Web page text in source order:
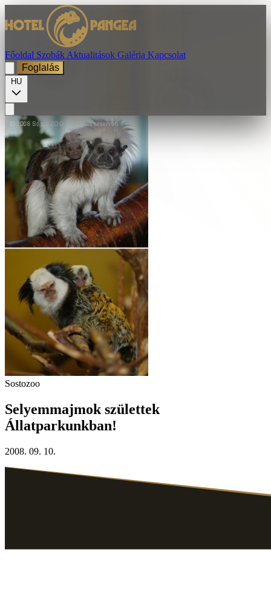
Főoldal Szobák Aktualitások Galéria Kapcsolat
Foglalás
HU
Sostozoo
Selyemmajmok születtek
Állatparkunkban!
2008. 09. 10.